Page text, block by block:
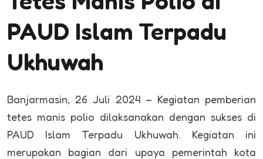
PAUD Islam Terpadu
Ukhuwah
Banjarmasin, 26 Juli 2024 – Kegiatan pemberian
tetes manis polio dilaksanakan dengan sukses di
PAUD Islam Terpadu Ukhuwah. Kegiatan ini
merupakan bagian dari upaya pemerintah kota